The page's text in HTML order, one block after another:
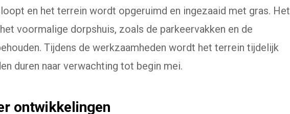
en het terrein wordt opgeruimd en ingezaaid met gras. Het
voormalige dorpshuis, zoals de parkeervakken en de
Tijdens de werkzaamheden wordt het terrein tijdelijk
duren naar verwachting tot begin mei.
ontwikkelingen